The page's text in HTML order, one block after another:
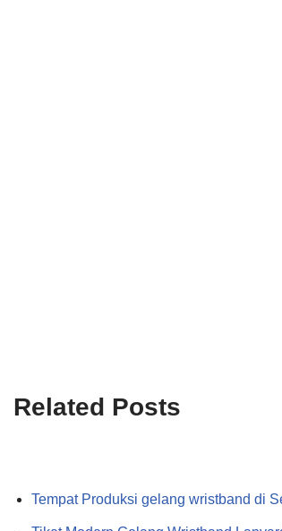
Related Posts
Tempat Produksi gelang wristband di